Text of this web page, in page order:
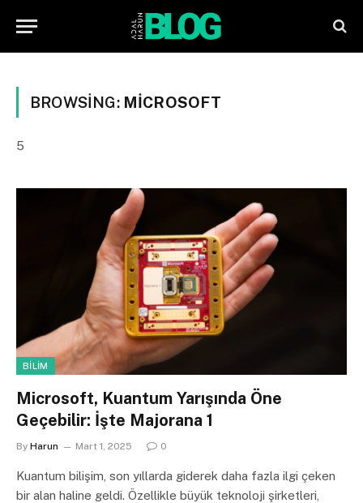
BROWSING: MICROSOFT
5
BILIM
Microsoft, Kuantum Yarışında Öne
Geçebilir: İşte Majorana 1
By Harun Mart 1, 2025 0
Kuantum bilişim, son yıllarda giderek daha fazla ilgi çeken
bir alan haline geldi. Özellikle büyük teknoloji şirketleri,